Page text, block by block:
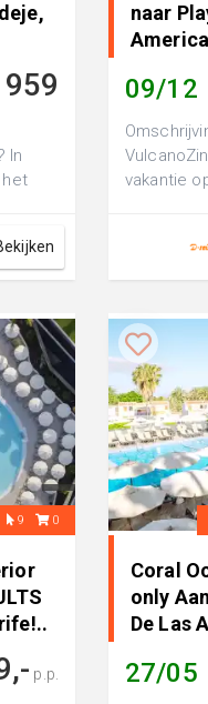
In
het
naar
09/12
vakantie
9 0
p.p.
Coral
only
De Las
27/05